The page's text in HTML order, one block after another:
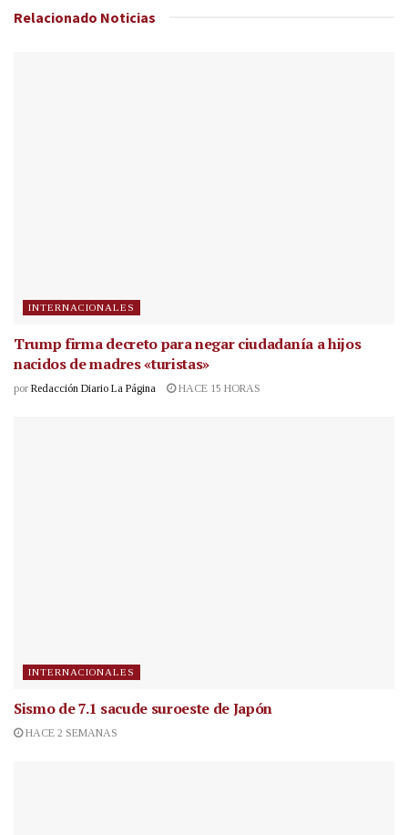
Relacionado Noticias
INTERNACIONALES
Trump firma decreto para negar ciudadanía a hijos
nacidos de madres «turistas»
por Redacción Diario La Página HACE 15 HORAS
INTERNACIONALES
Sismo de 7.1 sacude suroeste de Japón
HACE 2 SEMANAS